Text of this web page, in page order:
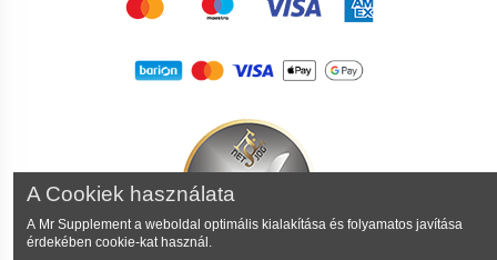
A Cookiek használata
A Mr Supplement a weboldal optimális kialakítása és folyamatos javítása
érdekében cookie-kat használ.